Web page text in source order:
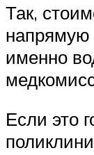
Так,
напрямую
именно
Если это